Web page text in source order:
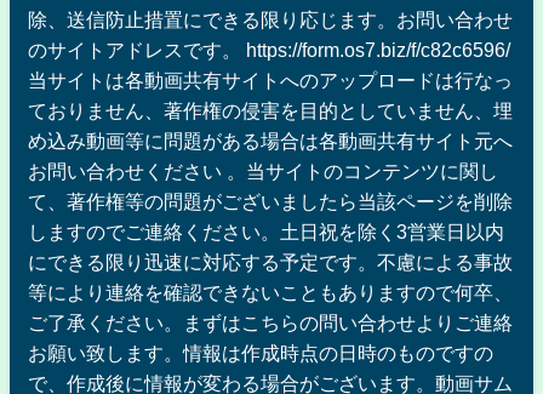
除、送信防止措置にできる限り応じます。お問い合わせ
のサイトアドレスです。 https://form.os7.biz/f/c82c6596/
当サイトは各動画共有サイトへのアップロードは行なっ
ておりません、著作権の侵害を目的としていません、埋
め込み動画等に問題がある場合は各動画共有サイト元へ
お問い合わせください 。当サイトのコンテンツに関し
て、著作権等の問題がございましたら当該ページを削除
しますのでご連絡ください。土日祝を除く3営業日以内
にできる限り迅速に対応する予定です。不慮による事故
等により連絡を確認できないこともありますので何卒、
ご了承ください。まずはこちらの問い合わせよりご連絡
お願い致します。情報は作成時点の日時のものですの
で、作成後に情報が変わる場合がございます。動画サム